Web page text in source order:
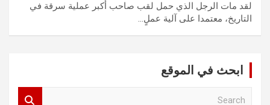
لقد مات الرجل الذي حمل لقب صاحب أكبر عملية سرقة في
التاريخ، معتمدا على آلية عملٍ…
ابحث في الموقع